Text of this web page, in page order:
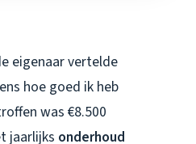
eigenaar vertelde
hoe goed ik heb
was €8.500
jaarlijks onderhoud